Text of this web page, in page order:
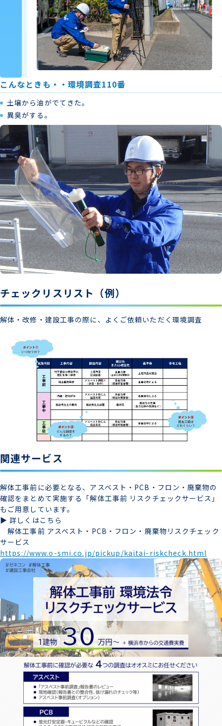
こんなときも・・環境調査110番
土壌から油がでてきた。
異臭がする。
チェックリスリスト（例）
解体・改修・建設工事の際に、よくご依頼いただく環境調査
関連サービス
解体工事前に必要となる、アスベスト・PCB・フロン・廃棄物の
確認をまとめて実施する「解体工事前 リスクチェックサービス」
もご用意しています。
▶ 詳しくはこちら
解体工事前 アスベスト・PCB・フロン・廃棄物リスクチェック
サービス
https://www.o-smi.co.jp/pickup/kaitai-riskcheck.html